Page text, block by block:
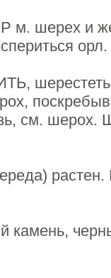
шерех и
орл.
шерестеть
см. шерох.
растен.
камень,